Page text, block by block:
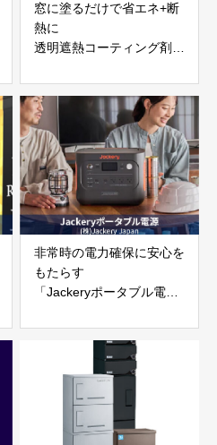
窓に塗るだけで省エネ+断
熱に
透明遮熱コーティング剤
(株)ビルズアート／ヤオキ
(株)
非常時の電力確保に安心を
もたらす
「Jackeryポータブル電
Japan